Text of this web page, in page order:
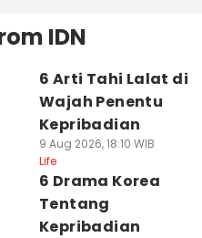
IDN
6 Arti Tahi Lalat di
Wajah Penentu
Kepribadian
9 Aug 2026, 18:10 WIB
Life
6 Drama Korea
Tentang
Kepribadian